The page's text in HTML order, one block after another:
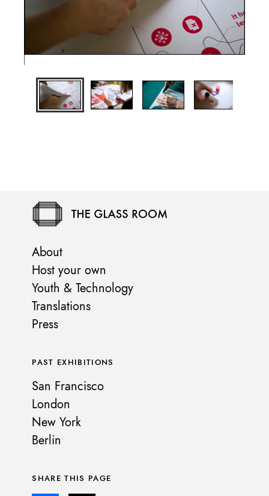
About
Host your own
Youth & Technology
Translations
Press
PAST EXHIBITIONS
San Francisco
London
New York
Berlin
SHARE THIS PAGE